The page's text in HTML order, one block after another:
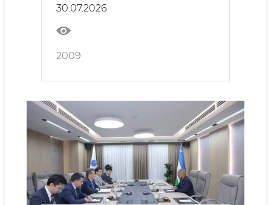
30.07.2026
2009